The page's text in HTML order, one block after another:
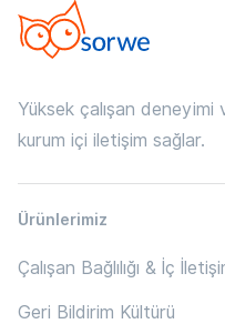
Yüksek çalışan deneyimi
kurum içi iletişim sağlar.
Ürünlerimiz
Çalışan Bağlılığı & İç
Geri Bildirim Kültürü